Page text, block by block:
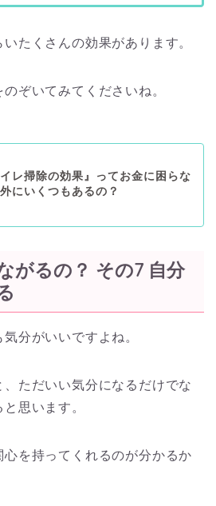
たくさんの効果があります。
ぞいてみてくださいね。
イレ掃除の効果』ってお金に困らな
にいくつもあるの？
がるの？ その7 自分
分がいいですよね。
ただいい気分になるだけでな
思います。
を持ってくれるのが分かるか